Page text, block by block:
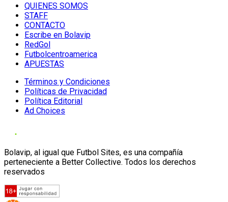
QUIENES SOMOS
STAFF
CONTACTO
Escribe en Bolavip
RedGol
Futbolcentroamerica
APUESTAS
Términos y Condiciones
Políticas de Privacidad
Política Editorial
Ad Choices
Bolavip, al igual que Futbol Sites, es una compañía
perteneciente a Better Collective. Todos los derechos
reservados